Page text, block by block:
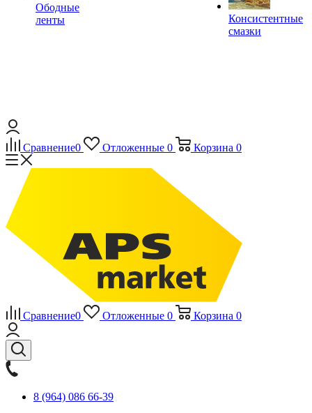
Ободные
ленты
Консистентные
смазки
Сравнение0 Отложенные 0 Корзина 0
Сравнение0 Отложенные 0 Корзина 0
8 (964) 086 66-39